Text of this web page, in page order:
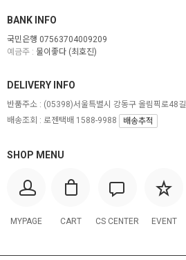
BANK INFO
국민은행 07563704009209
예금주 : 물이좋다 (최호진)
SHOP MENU
MYPAGE CART CS CENTER EVENT
DELIVERY INFO
반품주소 : (05398)서울특별시 강동구 올림픽로48
배송조회 : 로젠택배 1588-9988
배송추적